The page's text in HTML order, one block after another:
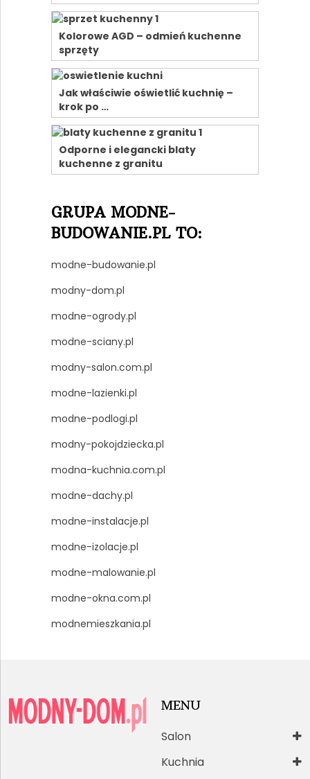
Kolorowe AGD – odmień kuchenne
sprzęty
Jak właściwie oświetlić kuchnię –
krok po …
Odporne i elegancki blaty
kuchenne z granitu
GRUPA MODNE-
BUDOWANIE.PL TO:
modne-budowanie.pl
modny-dom.pl
modne-ogrody.pl
modne-sciany.pl
modny-salon.com.pl
modne-lazienki.pl
modne-podlogi.pl
modny-pokojdziecka.pl
modna-kuchnia.com.pl
modne-dachy.pl
modne-instalacje.pl
modne-izolacje.pl
modne-malowanie.pl
modne-okna.com.pl
modnemieszkania.pl
MENU
Salon
Kuchnia